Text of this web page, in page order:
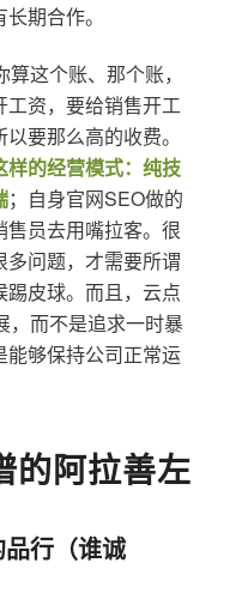
期合作。
这个账、那个账，
资，要给销售开工
要那么高的收费。
样的经营模式：纯技
；自身官网SEO做的
员去用嘴拉客。很
问题，才需要所谓
皮球。而且，云点
，而不是追求一时暴
够保持公司正常运
的阿拉善左
行（谁诚